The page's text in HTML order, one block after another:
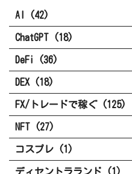
AI (42)
ChatGPT (18)
DeFi (36)
DEX (18)
FX/トレードで稼ぐ (125)
NFT (27)
コスプレ (1)
ディセントラランド (1)